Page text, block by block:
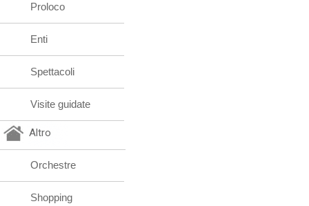
Proloco
Enti
Spettacoli
Visite guidate
Altro
Orchestre
Shopping